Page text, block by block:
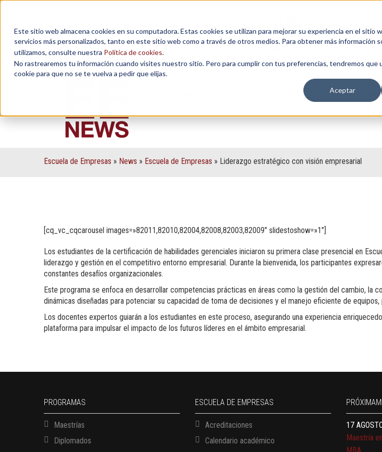
Este sitio web almacena cookies en su computadora. Estas cookies se utilizan para mejorar su experiencia en el sitio
servicios más personalizados, tanto en este sitio web como a través de otros medios. Para obtener más información
utilizamos, consulte nuestra Política de cookies.
No rastrearemos tu información cuando visites nuestro sitio. Pero para cumplir con tus preferencias, tendremos que
cookie para que no se te vuelva a pedir que elijas.
Aceptar
Liderazgo estratégico con visión
Escuela de Empresas » News » Escuela de Empresas » Liderazgo estratégico con visión empresarial
[cq_vc_cqcarousel images=»82011,82010,82004,82008,82003,82009″ slidestoshow=»1″]
Los estudiantes de la certificación de habilidades gerenciales iniciaron su primera clase presencial en
liderazgo y gestión en el competitivo entorno empresarial. Durante la bienvenida, los participantes
constantes desafíos organizacionales.
Este programa se enfoca en desarrollar competencias prácticas en áreas como la gestión del cambio, la
dinámicas diseñadas para potenciar su capacidad de toma de decisiones y el manejo eficiente de
Los docentes expertos guiarán a los estudiantes en este proceso, asegurando una experiencia
plataforma para impulsar el impacto de los futuros líderes en el ámbito empresarial.
PROGRAMAS
Maestrías
Diplomados
ESCUELA DE EMPRESAS
Acreditaciones
Calendario académico
13
17
Gerencia
17
Maestría